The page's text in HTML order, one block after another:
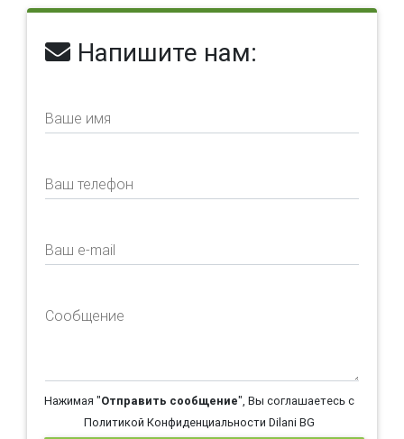
Напишите нам:
Ваше имя
Ваш телефон
Ваш e-mail
Сообщение
Нажимая "Отправить сообщение", Вы соглашаетесь с
Политикой Конфиденциальности Dilani BG